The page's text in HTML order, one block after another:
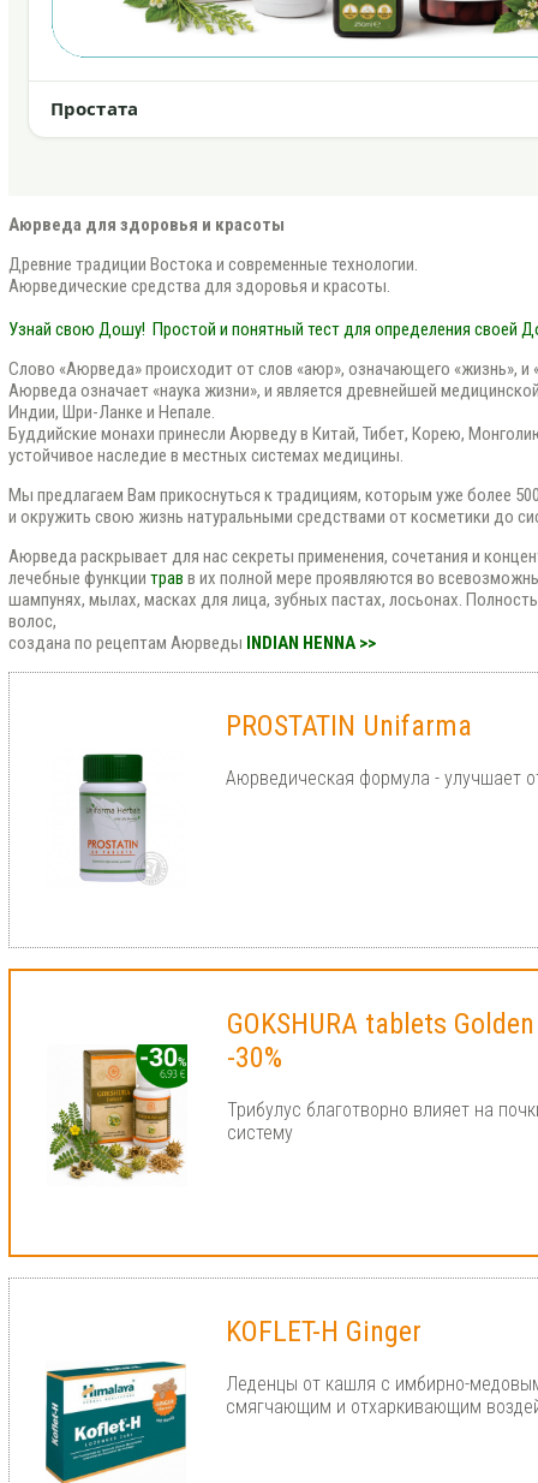
Простата
Аюрведа для здоровья и красоты
Древние традиции Востока и современные технологии.
Аюрведические средства для здоровья и красоты.
Узнай свою Дошу! Простой и понятный тест для определения своей
Слово «Аюрведа» происходит от слов «аюр», означающего «жизнь», и
Аюрведа означает «наука жизни», и является древнейшей
Индии, Шри-Ланке и Непале.
Буддийские монахи принесли Аюрведу в Китай, Тибет, Корею,
устойчивое наследие в местных системах медицины.
Мы предлагаем Вам прикоснуться к традициям, которым уже более
и окружить свою жизнь натуральными средствами от косметики до
Аюрведа раскрывает для нас секреты применения, сочетания и
лечебные функции трав в их полной мере проявляются во
шампунях, мылах, масках для лица, зубных пастах, лосьонах.
волос,
создана по рецептам Аюрведы
INDIAN HENNA >>
PROSTATIN Unifarma
Аюрведическая формула - улучшает
GOKSHURA tablets
-30%
Трибулус благотворно влияет на
систему
KOFLET-H Ginger
Леденцы от кашля с имбирно-
смягчающим и отхаркивающим